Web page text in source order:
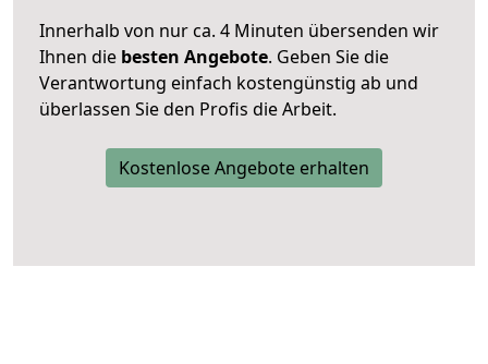
Innerhalb von nur ca. 4 Minuten übersenden wir
Ihnen die besten Angebote. Geben Sie die
Verantwortung einfach kostengünstig ab und
überlassen Sie den Profis die Arbeit.
Kostenlose Angebote erhalten